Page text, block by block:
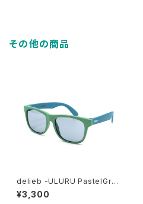
その他の商品
delieb -ULURU PastelGree
nMint/LightBlue- KIDSsiz
e
¥3,300